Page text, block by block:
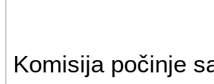
Komisija počinje